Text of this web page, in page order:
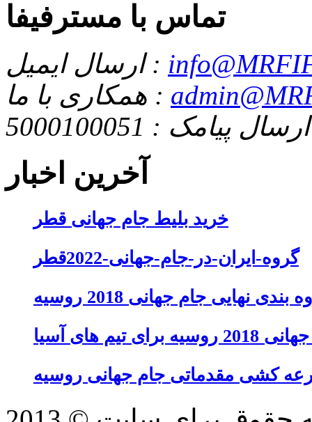
تماس با مسترفیفا
ارسال ایمیل :
همکاری با ما :
ارسال پیامک : 5000100051
آخرین اخبار
خرید بلیط جام جهانی قطر
گروه-ایران-در-جام-جهانی-2022قطر
بندی نهایی جام جهانی 2018 روسیه
های آسیا
کشی مقدماتی جام جهانی روسیه